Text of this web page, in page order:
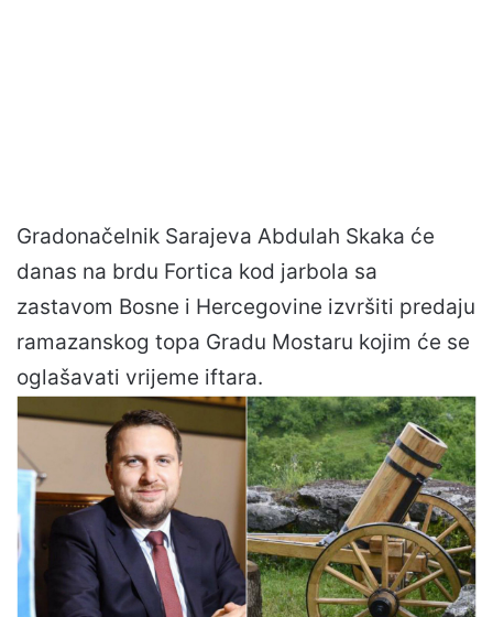
Gradonačelnik Sarajeva Abdulah Skaka će
danas na brdu Fortica kod jarbola sa
zastavom Bosne i Hercegovine izvršiti predaju
ramazanskog topa Gradu Mostaru kojim će se
oglašavati vrijeme iftara.